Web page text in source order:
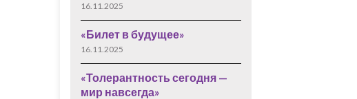
16.11.2025
«Билет в будущее»
16.11.2025
«Толерантность сегодня —
мир навсегда»